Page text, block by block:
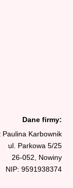
Dane firmy:
Paulina Karbownik
ul. Parkowa 5/25
26-052, Nowiny
NIP: 9591938374